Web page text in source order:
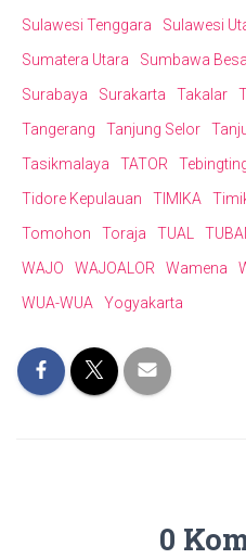
Sulawesi Tenggara
Sulawesi
Sumatera Utara
Sumbawa
Surabaya
Surakarta Takalar
Tangerang
Tanjung Selor
Tasikmalaya
TATOR
Tidore Kepulauan
TIMIKA
Tomohon
Toraja TUAL
WAJO
WAJOALOR Wamena
WUA-WUA
Yogyakarta
0